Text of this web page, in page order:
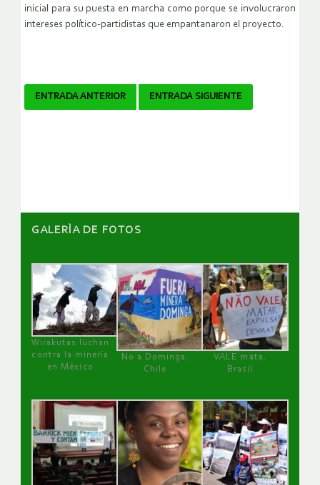
inicial para su puesta en marcha como porque se involucraron
intereses político-partidistas que empantanaron el proyecto.
Navegador
ENTRADA ANTERIOR ENTRADA SIGUIENTE
GALERÌA DE FOTOS
Wirakutas luchan
contra la minería
en México
No a Dominga,
Chile
VALE mata,
Brasil